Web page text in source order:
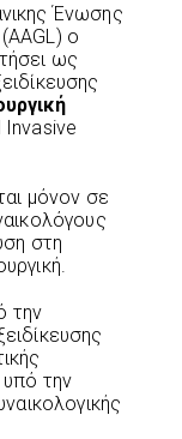
Ένωσης
ο
ως
Invasive
μόνον σε
στη
την
υπό την